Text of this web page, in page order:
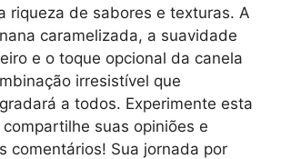
riqueza de sabores e texturas. A
caramelizada, a suavidade
e o toque opcional da canela
irresistível que
a todos. Experimente esta
suas opiniões e
comentários! Sua jornada por